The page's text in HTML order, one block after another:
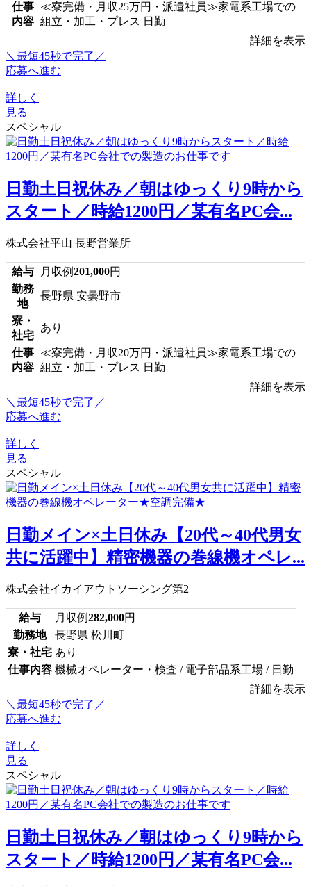
仕事
内容
≪寮完備・月収25万円・派遣社員≫家電系工場での
組立・加工・プレス 日勤
詳細を表示
＼最短45秒で完了／
応募へ進む
詳しく
見る
スペシャル
日勤土日祝休み／朝はゆっくり9時から
スタート／時給1200円／某有名PC会...
株式会社平山 長野営業所
給与 月収例201,000円
勤務
地
長野県 安曇野市
寮・
社宅
あり
仕事
内容
≪寮完備・月収20万円・派遣社員≫家電系工場での
組立・加工・プレス 日勤
詳細を表示
＼最短45秒で完了／
応募へ進む
詳しく
見る
スペシャル
日勤メイン×土日休み【20代～40代男女
共に活躍中】精密機器の巻線機オペレ...
株式会社イカイアウトソーシング第2
給与 月収例282,000円
勤務地
長野県 松川町
寮・社宅 あり
仕事内容 機械オペレーター・検査 / 電子部品系工場 / 日勤
詳細を表示
＼最短45秒で完了／
応募へ進む
詳しく
見る
スペシャル
日勤土日祝休み／朝はゆっくり9時から
スタート／時給1200円／某有名PC会...